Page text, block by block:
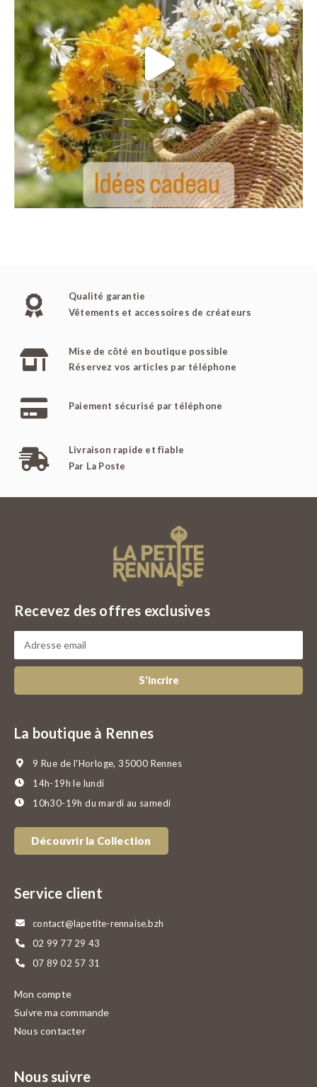
Qualité garantie
Vêtements et accessoires de créateurs
Mise de côté en boutique possible
Réservez vos articles par téléphone
Paiement sécurisé par téléphone
Livraison rapide et fiable
Par La Poste
Recevez des offres exclusives
S'incrire
La boutique à Rennes
9 Rue de l'Horloge, 35000 Rennes
14h-19h le lundi
10h30-19h du mardi au samedi
Découvrir la Collection
Service client
contact@lapetite-rennaise.bzh
02 99 77 29 43
07 89 02 57 31
Mon compte
Suivre ma commande
Nous contacter
Nous suivre